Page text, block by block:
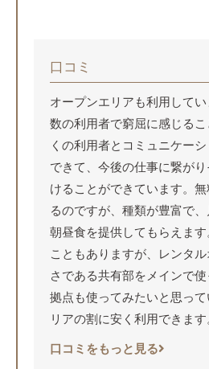
口コミ
オープンエリアも利用して
数の利用者で窮屈に感じる
くの利用者とコミュニケー
できて、今後の仕事に繋が
けることができています。
るのですが、種類が豊富で
朝昼食を提供してもらえま
こともありますが、レンタ
さである共有部をメインで
拠点も使ってみたいと思っ
リアの割に安く利用できます
口コミをもっと見る